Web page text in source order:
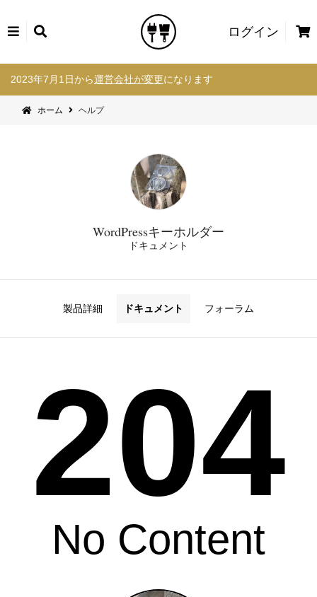
ログイン
カ
2023年7月1日から運営会社が変更になります
ホーム ヘルプ
WordPressキーホルダー
ドキュメント
製品詳細 ドキュメント フォーラム
204
No Content